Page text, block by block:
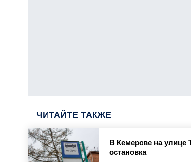
ЧИТАЙТЕ ТАКЖЕ
В Кемерове на улице
остановка